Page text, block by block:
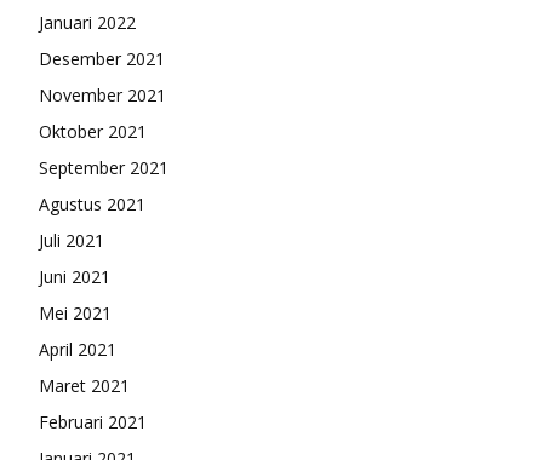
Januari 2022
Desember 2021
November 2021
Oktober 2021
September 2021
Agustus 2021
Juli 2021
Juni 2021
Mei 2021
April 2021
Maret 2021
Februari 2021